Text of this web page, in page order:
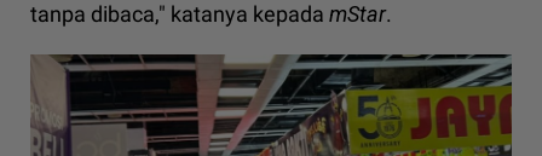
tanpa dibaca," katanya kepada mStar.